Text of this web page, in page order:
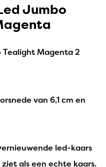
Jumbo
Tealight Magenta 2
van 6,1 cm en
led-kaars
als een echte kaars.